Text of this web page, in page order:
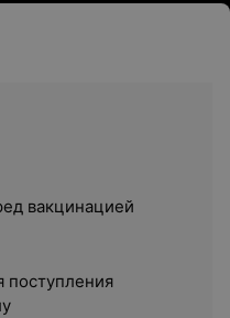
вакцинацией
поступления